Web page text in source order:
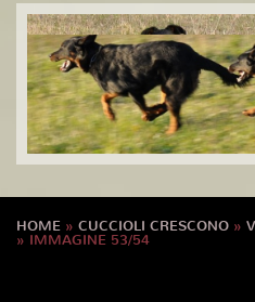
HOME » CUCCIOLI CRESCONO »
» IMMAGINE 53/54